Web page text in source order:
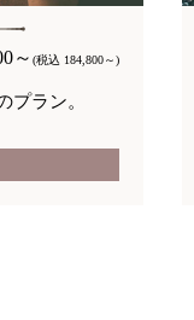
～ (税込 184,800～)
プラン。